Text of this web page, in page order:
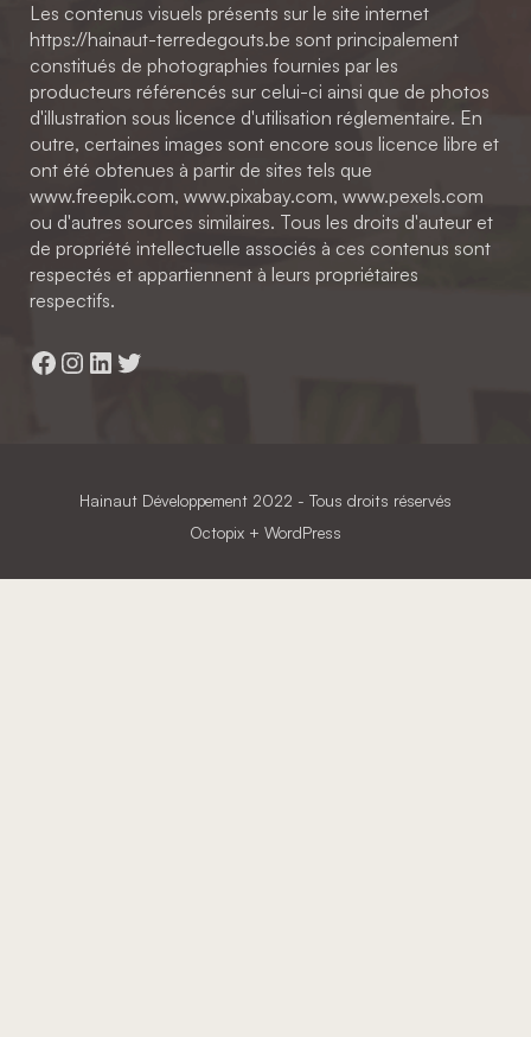
Les contenus visuels présents sur le site internet
https://hainaut-terredegouts.be sont principalement
constitués de photographies fournies par les
producteurs référencés sur celui-ci ainsi que de photos
d'illustration sous licence d'utilisation réglementaire. En
outre, certaines images sont encore sous licence libre et
ont été obtenues à partir de sites tels que
www.freepik.com, www.pixabay.com, www.pexels.com
ou d'autres sources similaires. Tous les droits d'auteur et
de propriété intellectuelle associés à ces contenus sont
respectés et appartiennent à leurs propriétaires
respectifs.
Facebook
Instagram
LinkedIn
Twitter
Hainaut Développement 2022 - Tous droits réservés
Octopix + WordPress